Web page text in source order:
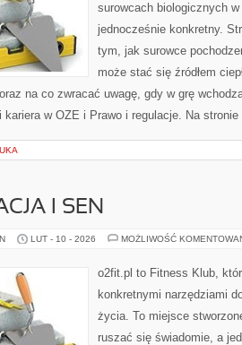
surowcach biologicznych
jednocześnie konkretny.
tym, jak surowce
może stać się źródłem
na co zwracać uwagę, gdy w grę
kariera w OZE i Prawo i regulacje. Na
I SEN
LUT - 10 - 2026 MOŻLIWOŚĆ
o2fit.pl to Fitness Klub,
konkretnymi narzędziami
życia. To miejsce
ruszać się świadomie, a